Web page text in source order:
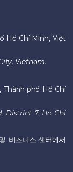
Hồ Chí Minh, Việt
Vietnam.
Thành phố Hồ Chí
District 7, Ho Chi
비즈니스 센터에서